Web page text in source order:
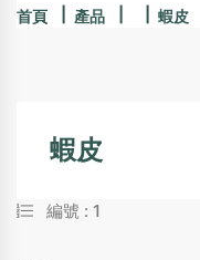
首頁 產品 蝦皮
蝦皮
編號 : 1